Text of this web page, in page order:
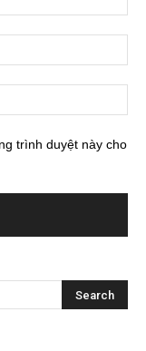
trình duyệt này cho